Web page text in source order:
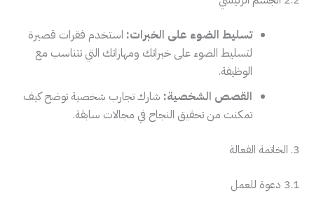
تسليط الضوء على الخبرات: استخدم فقرات قصيرة
لتسليط الضوء على خبراتك ومهاراتك التي تتناسب مع
الوظيفة.
القصص الشخصية: شارك تجارب شخصية توضح كيف
تمكنت من تحقيق النجاح في مجالات سابقة.
3. الخاتمة الفعالة
3.1 دعوة للعمل